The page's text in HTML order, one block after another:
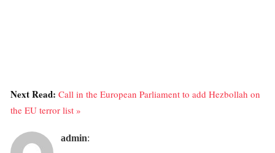
Next Read: Call in the European Parliament to add Hezbollah on
the EU terror list »
admin: